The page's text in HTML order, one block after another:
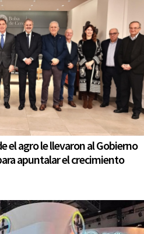
el agro le llevaron al Gobierno
apuntalar el crecimiento